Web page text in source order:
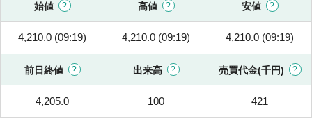
始値 高値 安値
4,210.0 (09:19) 4,210.0 (09:19) 4,210.0 (09:19)
前日終値 出来高 売買代金(千円)
4,205.0 100 421